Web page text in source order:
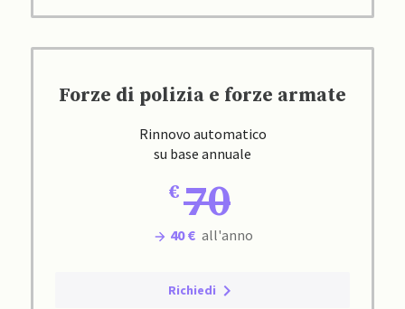
Forze di polizia e forze armate
Rinnovo automatico
su base annuale
70
40 € all'anno
Richiedi